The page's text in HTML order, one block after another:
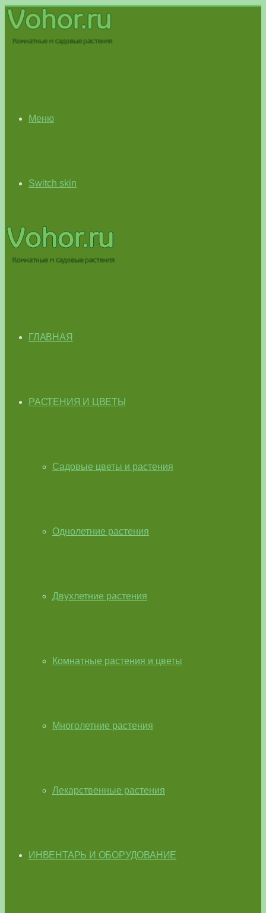
Меню
Switch skin
ГЛАВНАЯ
РАСТЕНИЯ И ЦВЕТЫ
Садовые цветы и растения
Однолетние растения
Двухлетние растения
Комнатные растения и цветы
Многолетние растения
Лекарственные растения
ИНВЕНТАРЬ И ОБОРУДОВАНИЕ